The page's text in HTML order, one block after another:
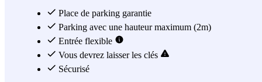
depuis l’aéroport de Nantes après avoir garé votre voiture en
sécurité, grâce au Parking de l'Aéronautique - Aéroport Nantes –
Extérieur ! Vous devrez laisser les clés de votre véhicule au parking.
Voir plus
Place de parking garantie
Parking avec une hauteur maximum (2m)
Entrée flexible
Vous devrez laisser les clés
Sécurisé